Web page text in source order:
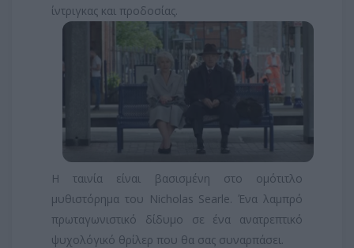
ίντριγκας και προδοσίας.
Η ταινία είναι βασισμένη στο ομότιτλο
μυθιστόρημα του Nicholas Searle. Ένα λαμπρό
πρωταγωνιστικό δίδυμο σε ένα ανατρεπτικό
ψυχολόγικό θρίλερ που θα σας συναρπάσει.